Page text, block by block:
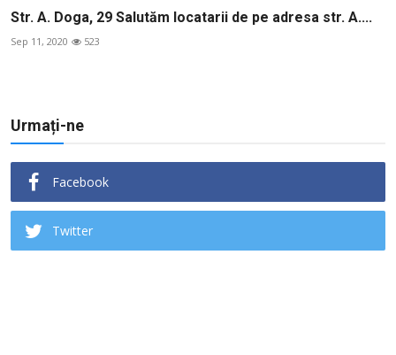
Str. A. Doga, 29 Salutăm locatarii de pe adresa str. A....
Sep 11, 2020 523
Urmați-ne
Facebook
Twitter